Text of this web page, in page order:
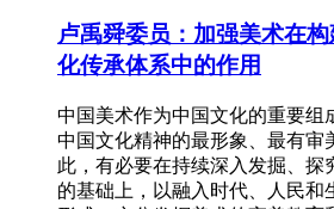
卢禹舜委员：加强美术在
化传承体系中的作用
中国美术作为中国文化的重要组
中国文化精神的最形象、最有审
此，有必要在持续深入发掘、探
的基础上，以融入时代、人民和